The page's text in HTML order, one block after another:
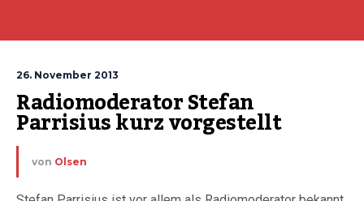
26. November 2013
Radiomoderator Stefan
Parrisius kurz vorgestellt
von Olsen